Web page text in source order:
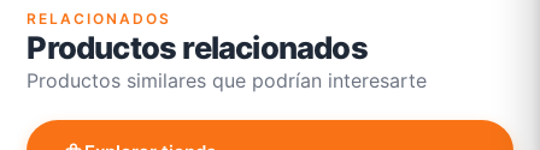
RELACIONADOS
Productos relacionados
Productos similares que podrían interesarte